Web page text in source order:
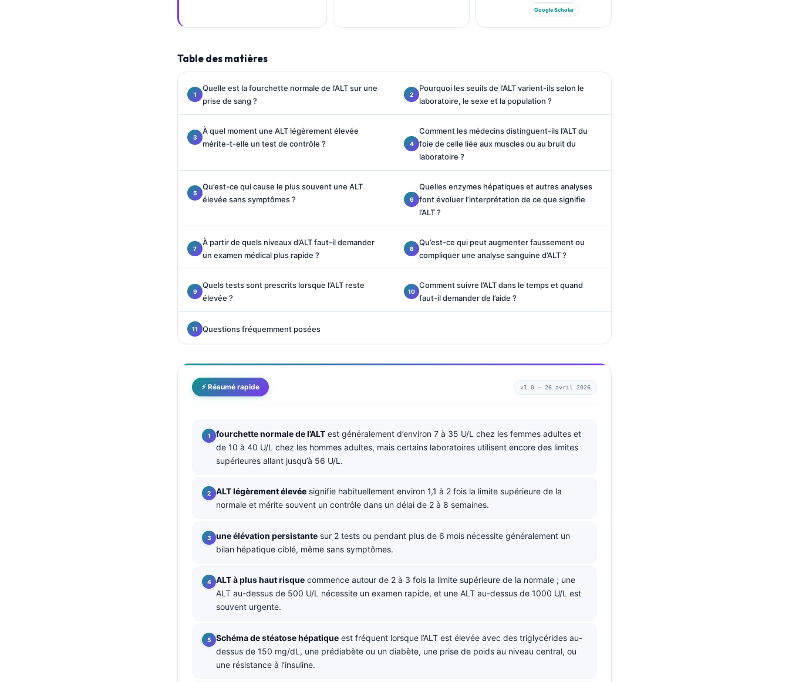
Google Scholar
Table des matières
Quelle est la fourchette normale de l’ALT sur une
prise de sang ?
Pourquoi les seuils de l’ALT varient-ils selon le
laboratoire, le sexe et la population ?
À quel moment une ALT légèrement élevée
mérite-t-elle un test de contrôle ?
Comment les médecins distinguent-ils l’ALT du
foie de celle liée aux muscles ou au bruit du
laboratoire ?
Qu’est-ce qui cause le plus souvent une ALT
élevée sans symptômes ?
Quelles enzymes hépatiques et autres analyses
font évoluer l’interprétation de ce que signifie
l’ALT ?
À partir de quels niveaux d’ALT faut-il demander
un examen médical plus rapide ?
Qu’est-ce qui peut augmenter faussement ou
compliquer une analyse sanguine d’ALT ?
Quels tests sont prescrits lorsque l’ALT reste
élevée ?
Comment suivre l’ALT dans le temps et quand
faut-il demander de l’aide ?
Questions fréquemment posées
⚡ Résumé rapide v1.0 — 26 avril 2026
fourchette normale de l’ALT est généralement d’environ 7 à 35 U/L chez les femmes adultes et
de 10 à 40 U/L chez les hommes adultes, mais certains laboratoires utilisent encore des limites
supérieures allant jusqu’à 56 U/L.
ALT légèrement élevée signifie habituellement environ 1,1 à 2 fois la limite supérieure de la
normale et mérite souvent un contrôle dans un délai de 2 à 8 semaines.
une élévation persistante sur 2 tests ou pendant plus de 6 mois nécessite généralement un
bilan hépatique ciblé, même sans symptômes.
ALT à plus haut risque commence autour de 2 à 3 fois la limite supérieure de la normale ; une
ALT au-dessus de 500 U/L nécessite un examen rapide, et une ALT au-dessus de 1000 U/L est
souvent urgente.
Schéma de stéatose hépatique est fréquent lorsque l’ALT est élevée avec des triglycérides au-
dessus de 150 mg/dL, une prédiabète ou un diabète, une prise de poids au niveau central, ou
une résistance à l’insuline.